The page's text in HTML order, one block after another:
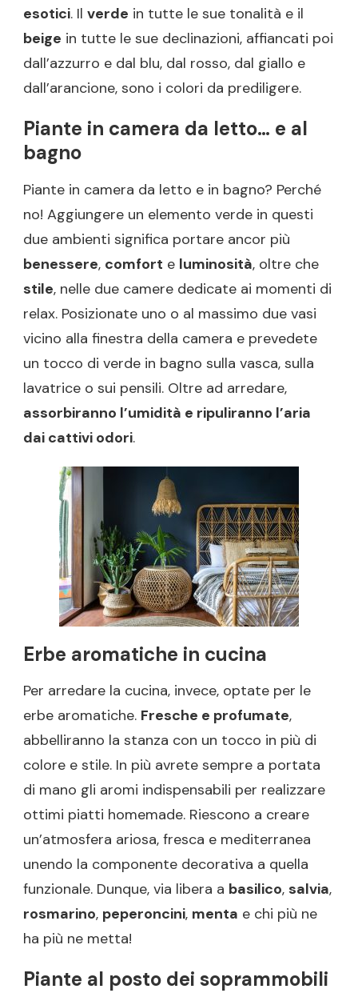
esotici. Il verde in tutte le sue tonalità e il
beige in tutte le sue declinazioni, affiancati poi
dall’azzurro e dal blu, dal rosso, dal giallo e
dall’arancione, sono i colori da prediligere.
Piante in camera da letto… e al
bagno
Piante in camera da letto e in bagno? Perché
no! Aggiungere un elemento verde in questi
due ambienti significa portare ancor più
benessere, comfort e luminosità, oltre che
stile, nelle due camere dedicate ai momenti di
relax. Posizionate uno o al massimo due vasi
vicino alla finestra della camera e prevedete
un tocco di verde in bagno sulla vasca, sulla
lavatrice o sui pensili. Oltre ad arredare,
assorbiranno l’umidità e ripuliranno l’aria
dai cattivi odori.
Erbe aromatiche in cucina
Per arredare la cucina, invece, optate per le
erbe aromatiche. Fresche e profumate,
abbelliranno la stanza con un tocco in più di
colore e stile. In più avrete sempre a portata
di mano gli aromi indispensabili per realizzare
ottimi piatti homemade. Riescono a creare
un’atmosfera ariosa, fresca e mediterranea
unendo la componente decorativa a quella
funzionale. Dunque, via libera a basilico, salvia,
rosmarino, peperoncini, menta e chi più ne
ha più ne metta!
Piante al posto dei soprammobili